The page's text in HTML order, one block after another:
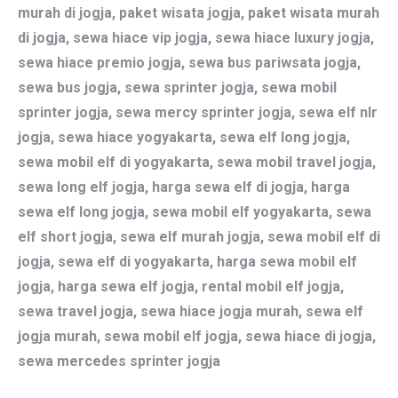
murah di jogja, paket wisata jogja, paket wisata murah
di jogja, sewa hiace vip jogja, sewa hiace luxury jogja,
sewa hiace premio jogja, sewa bus pariwsata jogja,
sewa bus jogja, sewa sprinter jogja, sewa mobil
sprinter jogja, sewa mercy sprinter jogja, sewa elf nlr
jogja, sewa hiace yogyakarta, sewa elf long jogja,
sewa mobil elf di yogyakarta, sewa mobil travel jogja,
sewa long elf jogja, harga sewa elf di jogja, harga
sewa elf long jogja, sewa mobil elf yogyakarta, sewa
elf short jogja, sewa elf murah jogja, sewa mobil elf di
jogja, sewa elf di yogyakarta, harga sewa mobil elf
jogja, harga sewa elf jogja, rental mobil elf jogja,
sewa travel jogja, sewa hiace jogja murah, sewa elf
jogja murah, sewa mobil elf jogja, sewa hiace di jogja,
sewa mercedes sprinter jogja